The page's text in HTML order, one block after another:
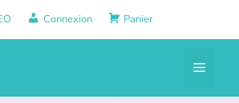
Connexion Panier
Menu